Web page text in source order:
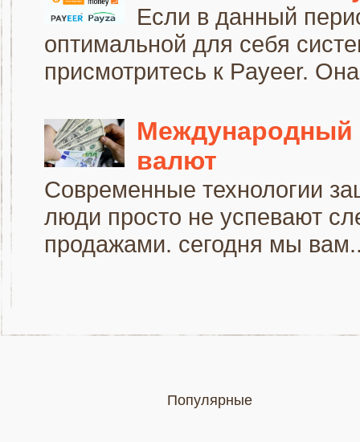
Если в данный
оптимальной для себя
присмотритесь к Payeer.
Международный
валют
Современные технологии
люди просто не успевают
продажами. сегодня мы
Популярные